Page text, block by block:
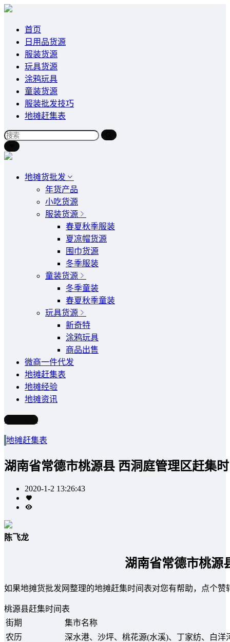
首页
日用品货源
服装货源
玩具货源
涂鸦玩具
童装货源
服装批发技巧
地摊赶集表
地摊货批发
年货产品
小吃货源
服装货源
春夏秋季服装
夏凉帽货源
围巾货源
冬季服装
童装货源
冬季童装
春夏秋季童装
玩具货源
新奇特
涂鸦玩具
商品出售
微商一件代发
地摊赶集表
地摊经验
地摊资讯
写文章
地摊赶集表
湖南省常德市桃源县 西洞庭管理区赶集
2020-1-2 13:26:43
陈飞龙
湖南省常德市桃源
如果地摊货批发网整理的地摊赶集时间表对您有帮助，点个赞
桃源县赶集时间表
街期
集市名称
农历
深水港、沙坪、桃花源(水溪)、丁家纺、白洋